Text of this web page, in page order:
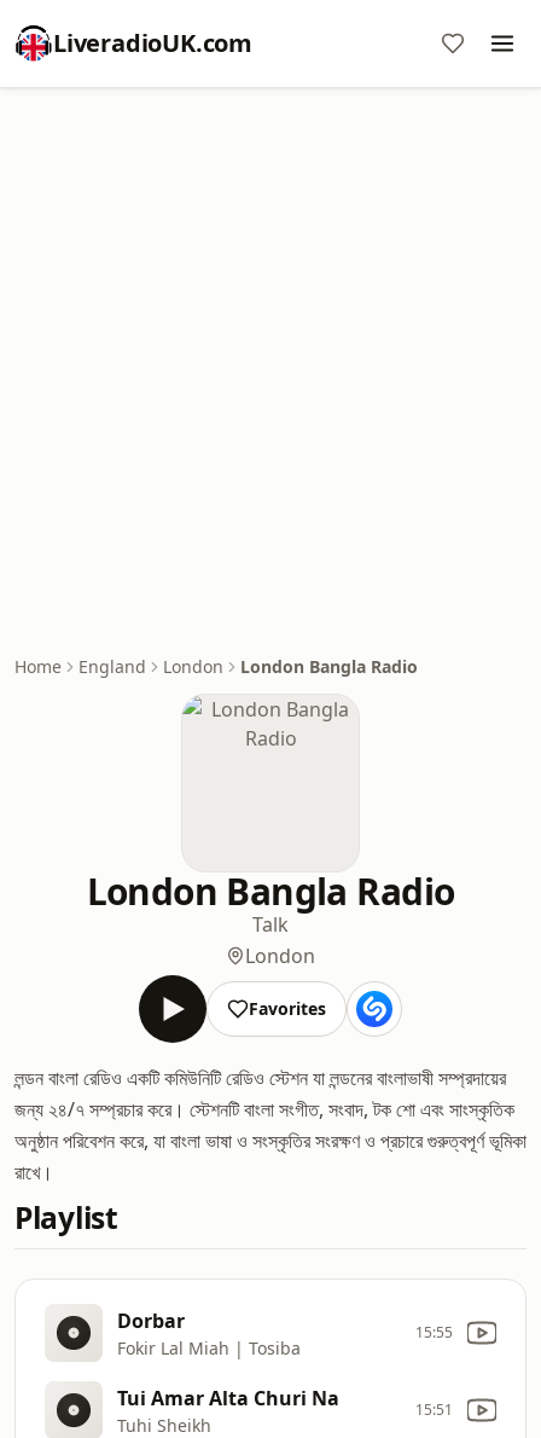
LiveradioUK.com
Home England London London Bangla Radio
London Bangla Radio
Talk
London
Favorites
লন্ডন বাংলা রেডিও একটি কমিউনিটি রেডিও স্টেশন যা লন্ডনের বাংলাভাষী সম্প্রদায়ের
জন্য ২৪/৭ সম্প্রচার করে। স্টেশনটি বাংলা সংগীত, সংবাদ, টক শো এবং সাংস্কৃতিক
অনুষ্ঠান পরিবেশন করে, যা বাংলা ভাষা ও সংস্কৃতির সংরক্ষণ ও প্রচারে গুরুত্বপূর্ণ ভূমিকা
রাখে।
Playlist
Dorbar
Fokir Lal Miah | Tosiba
15:55
Tui Amar Alta Churi Na
Tuhi Sheikh
15:51